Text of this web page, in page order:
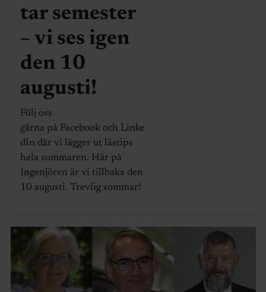
tar semester
– vi ses igen
den 10
augusti!
Följ oss
gärna på Facebook och Linke
dIn där vi lägger ut lästips
hela sommaren. Här på
Ingenjören är vi tillbaka den
10 augusti. Trevlig sommar!